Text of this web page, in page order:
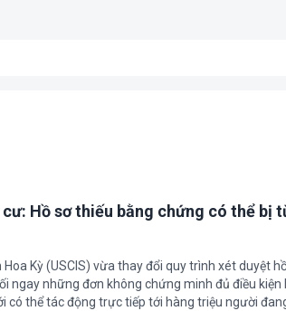
Hồ sơ thiếu bằng chứng có thể bị
Kỳ (USCIS) vừa thay đổi quy trình xét duyệt
ngay những đơn không chứng minh đủ điều kiện
có thể tác động trực tiếp tới hàng triệu người